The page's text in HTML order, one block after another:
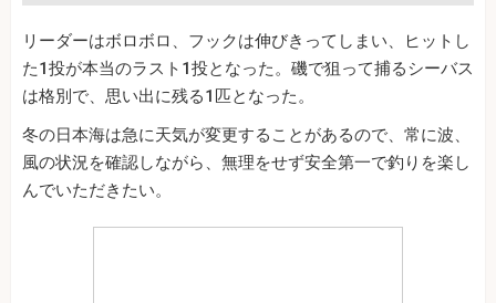
リーダーはボロボロ、フックは伸びきってしまい、ヒットし
た1投が本当のラスト1投となった。磯で狙って捕るシーバス
は格別で、思い出に残る1匹となった。
冬の日本海は急に天気が変更することがあるので、常に波、
風の状況を確認しながら、無理をせず安全第一で釣りを楽し
んでいただきたい。